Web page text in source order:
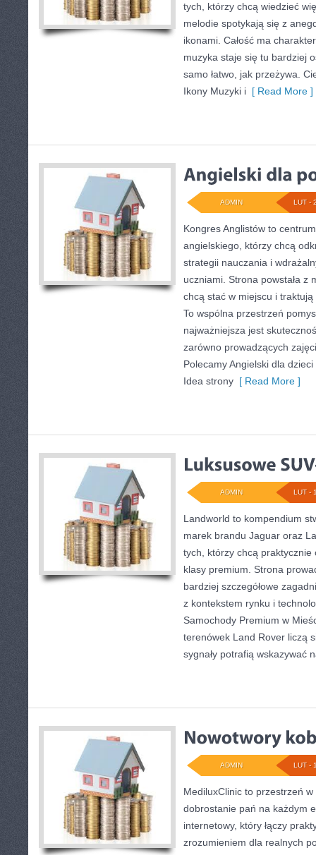
tych, którzy chcą wiedzieć
melodie spotykają się z
ikonami. Całość ma
muzyka staje się tu bardziej
samo łatwo, jak przeżywa.
Ikony Muzyki i [ Read More ]
LUT -
ADMIN
Kongres Anglistów to
angielskiego, którzy chcą
strategii nauczania i
uczniami. Strona powstała z
chcą stać w miejscu i
To wspólna przestrzeń
najważniejsza jest
zarówno prowadzących
Polecamy Angielski dla
Idea strony [ Read More ]
LUT -
ADMIN
Landworld to kompendium
marek brandu Jaguar oraz
tych, którzy chcą
klasy premium. Strona
bardziej szczegółowe
z kontekstem rynku i
Samochody Premium w
terenówek Land Rover liczą
sygnały potrafią wskazywać
LUT -
ADMIN
MediluxClinic to przestrzeń
dobrostanie pań na każdym
internetowy, który łączy
zrozumieniem dla realnych